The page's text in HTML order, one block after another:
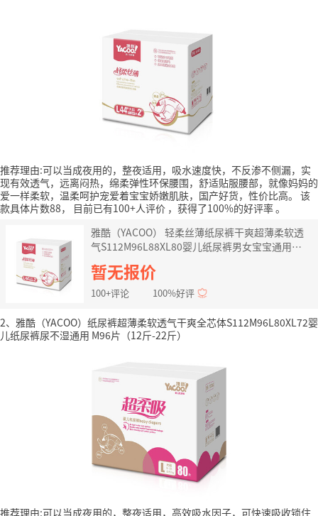
推荐理由:可以当成夜用的，整夜适用，吸水速度快，不反渗不侧漏，实
现有效透气，远离闷热，绵柔弹性环保腰围，舒适贴服腰部，就像妈妈的
爱一样柔软，温柔呵护宠爱着宝宝娇嫩肌肤，国产好货，性价比高。 该
款具体片数88，
目前已有100+人评价 ，获得了100%的好评率。
雅酷（YACOO） 轻柔丝薄纸尿裤干爽超薄柔软透
气S112M96L88XL80婴儿纸尿裤男女宝宝通用
M96片(12斤-22斤)
暂无报价
100+评论 100%好评
2、雅酷（YACOO）纸尿裤超薄柔软透气干爽全芯体S112M96L80XL72婴
儿纸尿裤尿不湿通用 M96片（12斤-22斤）
推荐理由:可以当成夜用的，整夜适用，高效吸水因子，可快速吸收锁住